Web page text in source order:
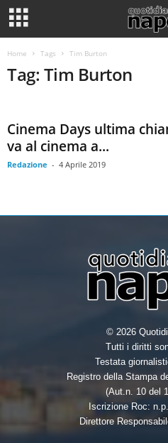
Home Tags Tim Burton
Tag: Tim Burton
Cinema Days ultima
va al cinema a...
Redazione - 4 Aprile 2019
© 2026
Tutti i diritti
Testata
Registro della Stampa
(Aut.n. 10 del
Iscrizione Roc:
Direttore